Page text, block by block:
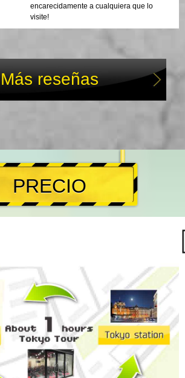
encarecidamente a cualquiera que lo
visite!
Más reseñas
PRECIO